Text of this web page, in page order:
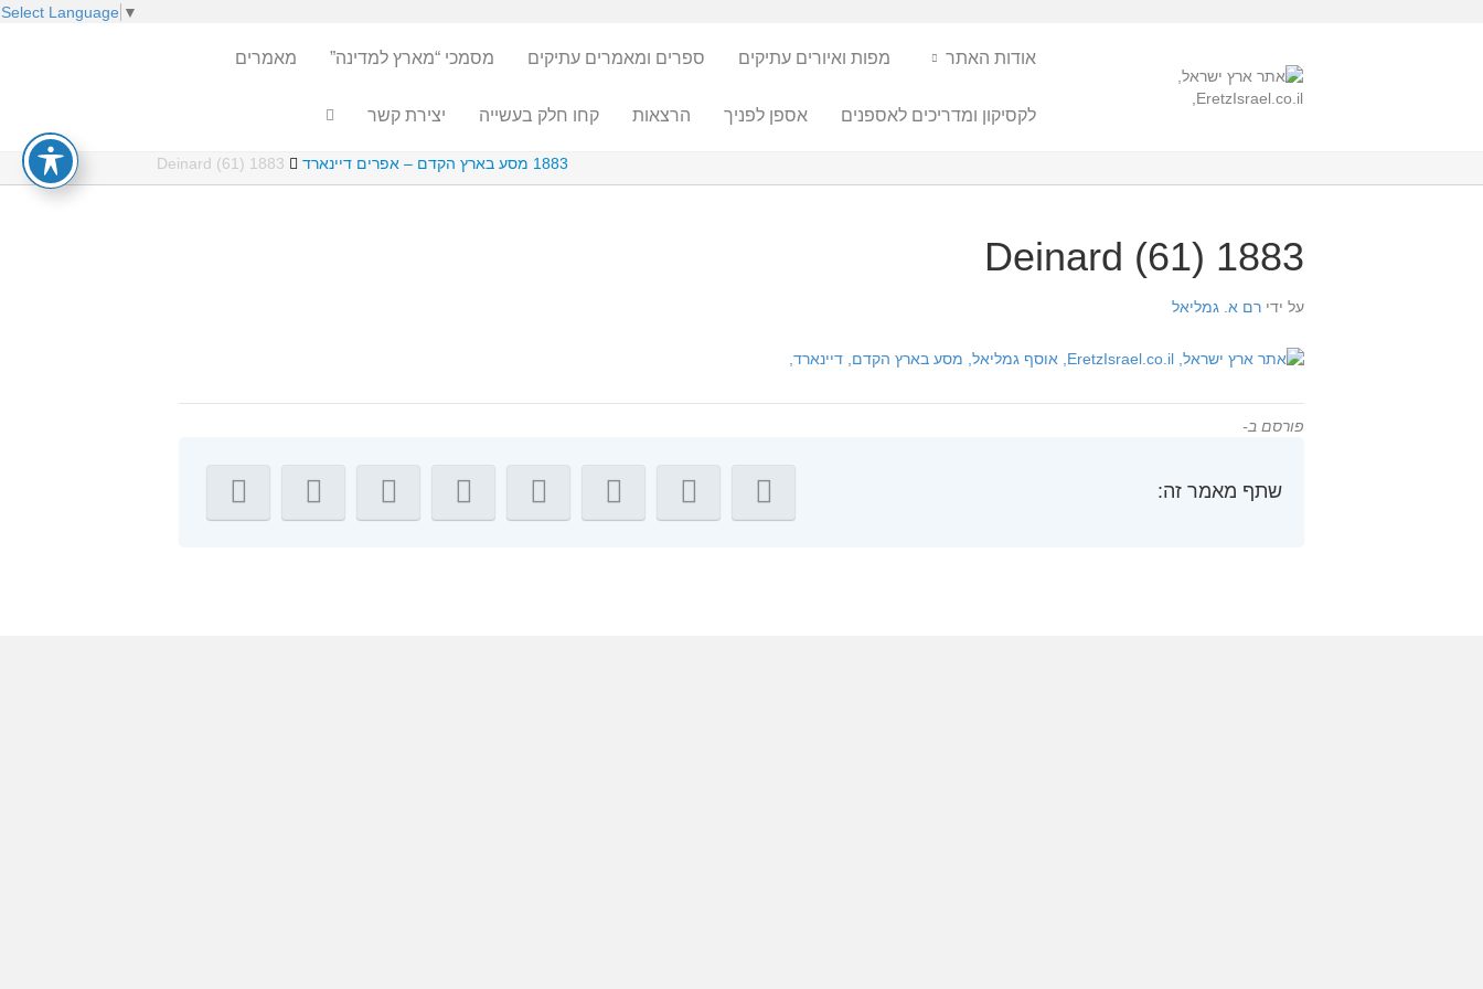
Select Language ▼
אודות האתר מפות ואיורים עתיקים ספרים ומאמרים עתיקים מסמכי “מארץ למדינה” מאמרים
לקסיקון ומדריכים לאספנים אספן לפניך הרצאות קחו חלק בעשייה יצירת קשר
1883 מסע בארץ הקדם – אפרים דיינארד 1883 Deinard (61)
1883 Deinard (61)
על ידי רם א. גמליאל
פורסם ב-
שתף מאמר זה: